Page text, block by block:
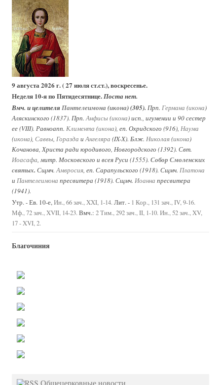
9 августа 2026 г. ( 27 июля ст.ст.), воскресенье.
Неделя 10-я по Пятидесятнице.Поста нет.
Вмч. и целителяПантелеимона (икона) (305). Прп. Германа (икона)
Аляскинского (1837). Прп.Анфисы(икона) исп., игумении и 90 сестер
ее (VIII). Равноапп. Климента (икона), еп. Охридского (916), Наума
(икона), Саввы, Горазда иАнгеляра (IX-X). Блж. Николая(икона)
Кочанова, Христа ради юродивого, Новгородского (1392). Свт.
Иоасафа, митр. Московского и всея Руси (1555). Собор Смоленских
святых. Сщмч.Амвросия, еп. Сарапульского (1918). Сщмч. Платона
и Пантелеимона пресвитера (1918). Сщмч. Иоанна пресвитера
(1941).
Утр. - Ев. 10-е,Ин., 66 зач., XXI, 1-14. Лит. - 1 Кор., 131 зач., IV, 9-16.
Мф., 72 зач., XVII, 14-23. Вмч.: 2 Тим., 292 зач., II, 1-10. Ин., 52 зач., XV,
17 - XVI, 2.
Благочиния
Общецерковные новости